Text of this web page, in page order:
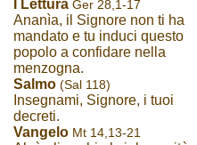
I Lettura Ger 28,1-17
Ananìa, il Signore non ti ha
mandato e tu induci questo
popolo a confidare nella
menzogna.
Salmo (Sal 118)
Insegnami, Signore, i tuoi
decreti.
Vangelo Mt 14,13-21